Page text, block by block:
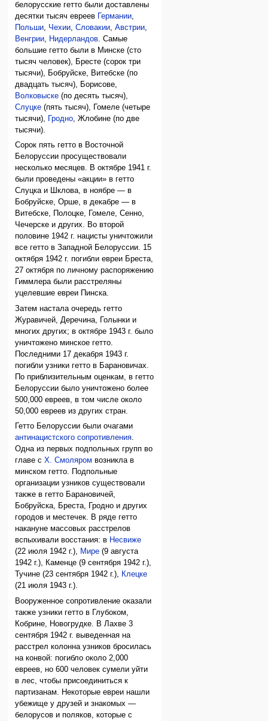
белорусские гетто были доставлены
десятки тысяч евреев
Германии,
Польши, Чехии,Словакии,Австрии,
Венгрии, Нидерландов. Самые
большие гетто были в Минске (сто
тысяч человек), Бресте (сорок три
тысячи), Бобруйске, Витебске (по
двадцать тысяч), Борисове,
Волковыске (по десять тысяч),
Слуцке (пять тысяч), Гомеле (четыре
тысячи),
Гродно, Жлобине (по две
тысячи).
Сорок пять гетто в Восточной
Белоруссии просуществовали
несколько месяцев. В октябре 1941 г.
были проведены «акции» в гетто
Слуцка и Шклова, в ноябре — в
Бобруйске, Орше, в декабре — в
Витебске, Полоцке, Гомеле, Сенно,
Чечерске и других. Во второй
половине 1942 г. нацисты уничтожили
все гетто в Западной Белоруссии. 15
октября 1942 г. погибли евреи Бреста,
27 октября по личному распоряжению
Гиммлера были расстреляны
уцелевшие евреи Пинска.
Затем настала очередь гетто
Журавичей, Деречина, Голынки и
многих других; в октябре 1943 г. было
уничтожено минское гетто.
Последними 17 декабря 1943 г.
погибли узники гетто в Барановичах.
По приблизительным оценкам, в гетто
Белоруссии было уничтожено более
500,000 евреев, в том числе около
50,000 евреев из других стран.
Гетто Белоруссии были очагами
антинацистского сопротивления.
Одна из первых подпольных групп во
главе сХ. Смоляром возникла в
минском гетто. Подпольные
организации узников существовали
также в гетто Барановичей,
Бобруйска, Бреста, Гродно и других
городов и местечек. В ряде гетто
накануне массовых расстрелов
вспыхивали восстания: в Несвиже
(22 июля 1942 г.), Мире (9 августа
1942 г.), Каменце (9 сентября 1942 г.),
Тучине (23 сентября 1942 г.), Клецке
(21 июля 1943 г.).
Вооруженное сопротивление оказали
также узники гетто в Глубоком,
Кобрине, Новогрудке. В Лахве 3
сентября 1942 г. выведенная на
расстрел колонна узников бросилась
на конвой: погибло около 2,000
евреев, но 600 человек сумели уйти
в лес, чтобы присоединиться к
партизанам. Некоторые евреи нашли
убежище у друзей и знакомых —
белорусов и поляков, которые с